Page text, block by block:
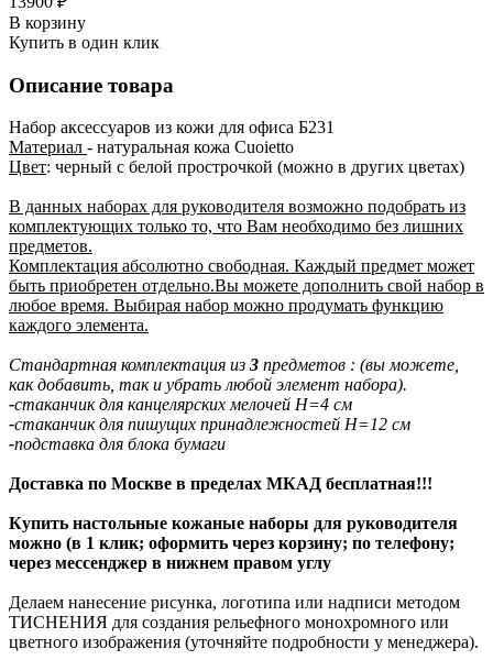
В корзину
Купить в один клик
Описание товара
Набор аксессуаров из кожи для офиса Б231
Материал - натуральная кожа Сuoietto
Цвет: черный с белой прострочкой (можно в других цветах)
В данных наборах для руководителя возможно подобрать из
комплектующих только то, что Вам необходимо без лишних
предметов.
Комплектация абсолютно свободная. Каждый предмет может
быть приобретен отдельно.Вы можете дополнить свой набор в
любое время. Выбирая набор можно продумать функцию
каждого элемента.
Стандартная комплектация из 3 предметов : (вы можете,
как добавить, так и убрать любой элемент набора).
-стаканчик для канцелярских мелочей H=4 см
-стаканчик для пишущих принадлежностей H=12 см
-подставка для блока бумаги
Доставка по Москве в пределах МКАД бесплатная!!!
Купить настольные кожаные наборы для руководителя
можно (в 1 клик; оформить через корзину; по телефону;
через мессенджер в нижнем правом углу
Делаем нанесение рисунка, логотипа или надписи методом
ТИСНЕНИЯ для создания рельефного монохромного или
цветного изображения (уточняйте подробности у менеджера).